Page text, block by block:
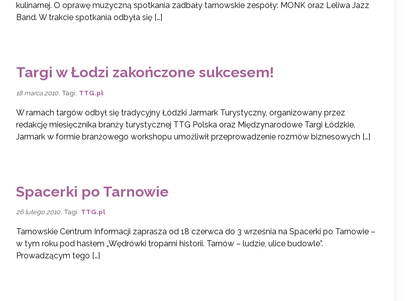
kulinarnej. O oprawę muzyczną spotkania zadbały tarnowskie zespoły: MONK oraz Leliwa Jazz
Band. W trakcie spotkania odbyła się […]
Targi w Łodzi zakończone sukcesem!
18 marca 2010 , Tagi: TTG.pl
W ramach targów odbył się tradycyjny Łódzki Jarmark Turystyczny, organizowany przez
redakcję miesięcznika branży turystycznej TTG Polska oraz Międzynarodowe Targi Łódzkie.
Jarmark w formie branżowego workshopu umożliwił przeprowadzenie rozmów biznesowych […]
Spacerki po Tarnowie
26 lutego 2010 , Tagi: TTG.pl
Tarnowskie Centrum Informacji zaprasza od 18 czerwca do 3 września na Spacerki po Tarnowie –
w tym roku pod hasłem „Wędrówki tropami historii. Tarnów – ludzie, ulice budowle”.
Prowadzącym tego […]